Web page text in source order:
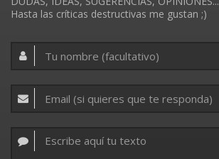
Hasta las críticas destructivas me gustan ;)